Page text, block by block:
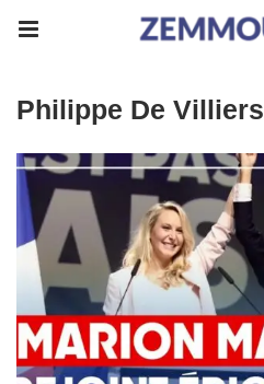
Philippe De Villiers